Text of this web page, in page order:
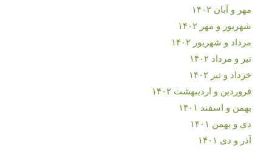
مهر و آبان ۱۴۰۲
شهریور و مهر ۱۴۰۲
مرداد و شهریور ۱۴۰۲
تیر و مرداد ۱۴۰۲
خرداد و تیر ۱۴۰۲
فروردین و اردیبهشت ۱۴۰۲
بهمن و اسفند ۱۴۰۱
دی و بهمن ۱۴۰۱
آذر و دی ۱۴۰۱